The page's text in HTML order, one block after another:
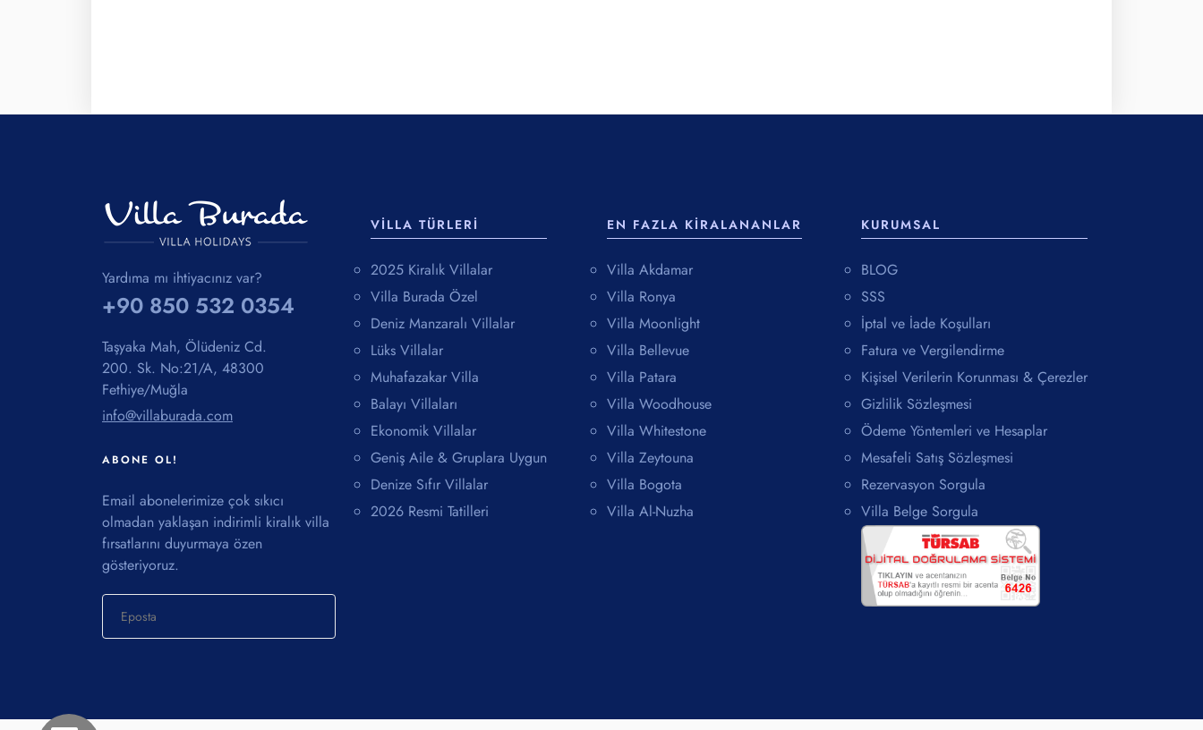
Yardıma mı ihtiyacınız var?
+90 850 532 0354
Taşyaka Mah, Ölüdeniz Cd.
200. Sk. No:21/A, 48300
Fethiye/Muğla
info@villaburada.com
ABONE OL!
Email abonelerimize çok sıkıcı
olmadan yaklaşan indirimli kiralık villa
fırsatlarını duyurmaya özen
gösteriyoruz.
VILLA TÜRLERI
2025 Kiralık Villalar
Villa Burada Özel
Deniz Manzaralı Villalar
Lüks Villalar
Muhafazakar Villa
Balayı Villaları
Ekonomik Villalar
Geniş Aile & Gruplara Uygun
Denize Sıfır Villalar
2026 Resmi Tatilleri
EN FAZLA KIRALANANLAR
Villa Akdamar
Villa Ronya
Villa Moonlight
Villa Bellevue
Villa Patara
Villa Woodhouse
Villa Whitestone
Villa Zeytouna
Villa Bogota
Villa Al-Nuzha
KURUMSAL
BLOG
SSS
İptal ve İade Koşulları
Fatura ve Vergilendirme
Kişisel Verilerin Korunması & Çerezler
Gizlilik Sözleşmesi
Ödeme Yöntemleri ve Hesaplar
Mesafeli Satış Sözleşmesi
Rezervasyon Sorgula
Villa Belge Sorgula